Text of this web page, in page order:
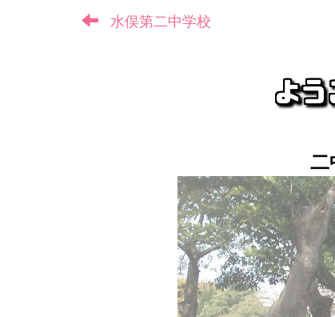
水俣第二中学校
二